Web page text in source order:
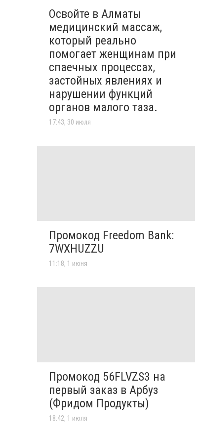
Освойте в Алматы
медицинский массаж,
который реально
помогает женщинам при
спаечных процессах,
застойных явлениях и
нарушении функций
органов малого таза.
17:43, 30 июля
Промокод Freedom Bank:
7WXHUZZU
11:18, 1 июня
Промокод 56FLVZS3 на
первый заказ в Арбуз
(Фридом Продукты)
18:42, 1 июля